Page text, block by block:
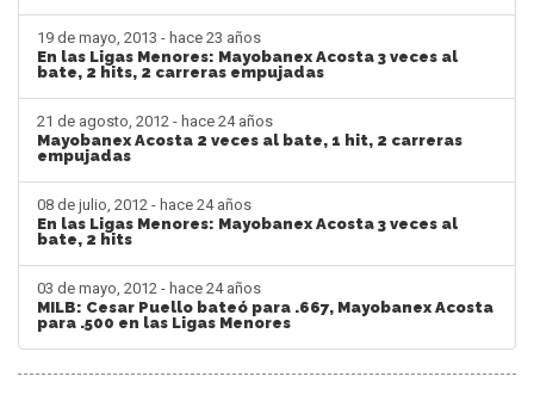
19 de mayo, 2013 - hace 23 años
En las Ligas Menores: Mayobanex Acosta 3 veces al
bate, 2 hits, 2 carreras empujadas
21 de agosto, 2012 - hace 24 años
Mayobanex Acosta 2 veces al bate, 1 hit, 2 carreras
empujadas
08 de julio, 2012 - hace 24 años
En las Ligas Menores: Mayobanex Acosta 3 veces al
bate, 2 hits
03 de mayo, 2012 - hace 24 años
MILB: Cesar Puello bateó para .667, Mayobanex Acosta
para .500 en las Ligas Menores